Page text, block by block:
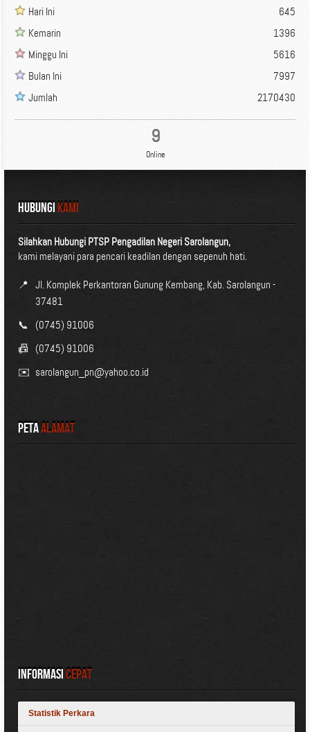
Hari Ini
645
Kemarin
1396
Minggu Ini
5616
Bulan Ini
7997
Jumlah
2170430
9
Online
HUBUNGIKAMI
Silahkan Hubungi PTSP Pengadilan Negeri Sarolangun,
kami melayani para pencari keadilan dengan sepenuh hati.
📍 Jl. Komplek Perkantoran Gunung Kembang, Kab. Sarolangun -
37481
📞 (0745) 91006
📠 (0745) 91006
✉️ sarolangun_pn@yahoo.co.id
PetaAlamat
InformasiCepat
Statistik Perkara